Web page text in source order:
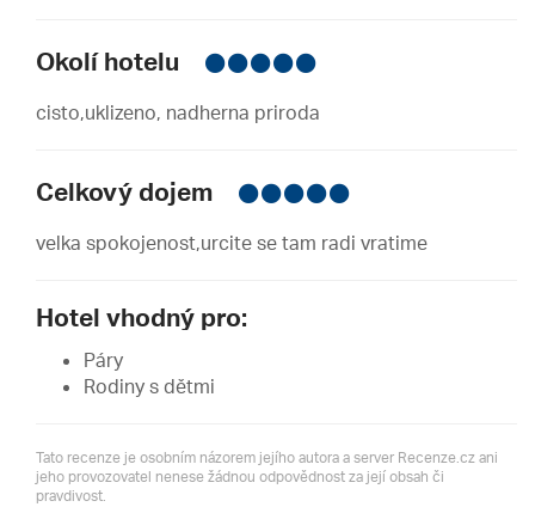
Okolí hotelu
cisto,uklizeno, nadherna priroda
Celkový dojem
velka spokojenost,urcite se tam radi vratime
Hotel vhodný pro:
Páry
Rodiny s dětmi
Tato recenze je osobním názorem jejího autora a server Recenze.cz ani
jeho provozovatel nenese žádnou odpovědnost za její obsah či
pravdivost.